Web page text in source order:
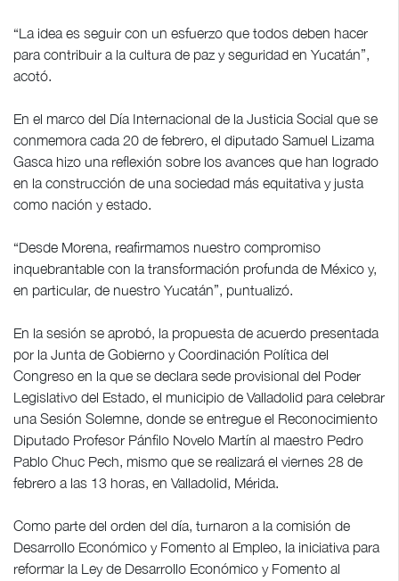
“La idea es seguir con un esfuerzo que todos deben hacer
para contribuir a la cultura de paz y seguridad en Yucatán”,
acotó.
En el marco del Día Internacional de la Justicia Social que se
conmemora cada 20 de febrero, el diputado Samuel Lizama
Gasca hizo una reflexión sobre los avances que han logrado
en la construcción de una sociedad más equitativa y justa
como nación y estado.
“Desde Morena, reafirmamos nuestro compromiso
inquebrantable con la transformación profunda de México y,
en particular, de nuestro Yucatán”, puntualizó.
En la sesión se aprobó, la propuesta de acuerdo presentada
por la Junta de Gobierno y Coordinación Política del
Congreso en la que se declara sede provisional del Poder
Legislativo del Estado, el municipio de Valladolid para celebrar
una Sesión Solemne, donde se entregue el Reconocimiento
Diputado Profesor Pánfilo Novelo Martín al maestro Pedro
Pablo Chuc Pech, mismo que se realizará el viernes 28 de
febrero a las 13 horas, en Valladolid, Mérida.
Como parte del orden del día, turnaron a la comisión de
Desarrollo Económico y Fomento al Empleo, la iniciativa para
reformar la Ley de Desarrollo Económico y Fomento al